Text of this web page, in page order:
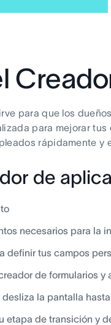
para que los
para mejorar
rápidamente
de
necesarios para la
definir tus campos
de formularios y
desliza la pantalla
etapa de transición y